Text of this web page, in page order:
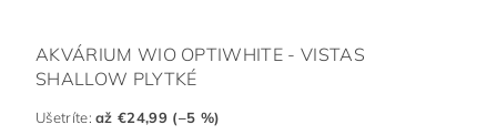
AKVÁRIUM WIO OPTIWHITE - VISTAS
SHALLOW PLYTKÉ
Ušetríte:až €24,99 (–5 %)